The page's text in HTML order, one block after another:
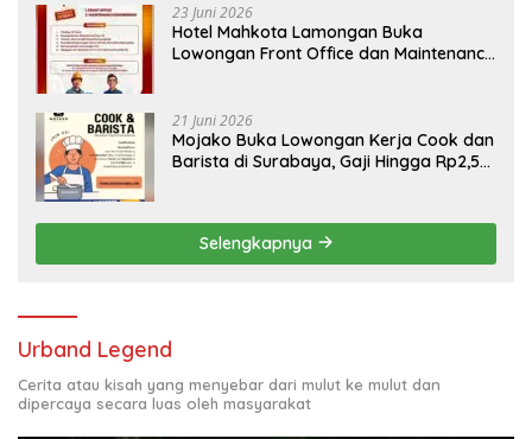
23 Juni 2026
Hotel Mahkota Lamongan Buka
Lowongan Front Office dan Maintenance
21 Juni 2026
Mojako Buka Lowongan Kerja Cook dan
Barista di Surabaya, Gaji Hingga Rp2,5
Selengkapnya
Urband Legend
Cerita atau kisah yang menyebar dari mulut ke mulut dan
dipercaya secara luas oleh masyarakat